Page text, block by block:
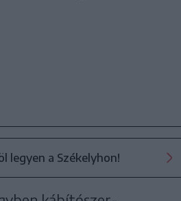
legyen a Székelyhon!